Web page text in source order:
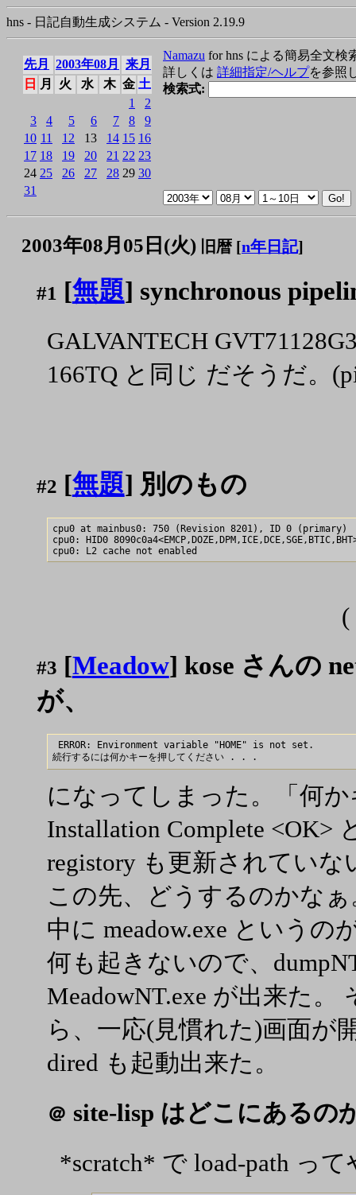
hns - 日記自動生成システム - Version 2.19.9
先月 2003年08月
来月
日
月 火 水 木 金 土
1
2
3
4 5 6 7 8
9
10 11 12 13 14 15 16
17 18 19 20 21 22 23
24 25 26 27 28 29 30
31
Namazu for hns による簡易全文検
詳しくは 詳細指定/ヘルプを参照
検索式:
2003年08月05日(火) 旧暦 [n年日記]
#1 [無題] synchronous
GALVANTECH
166TQ と同じ だそうだ。
#2 [無題] 別のもの
cpu0 at mainbus0: 750 (Revision 8201), ID 0 (primary)
cpu0: HID0
(
#3 [Meadow] kose さんの
が、
ERROR: Environment variable "HOME" is not set.
になってしまった。「何
Installation Complete <OK>
registory も更新されていな
この先、どうするのかなぁ
中に meadow.exe という
何も起きないので、
MeadowNT.exe が出来た
ら、一応(見慣れた)画面が
dired も起動出来た。
＠ site-lisp はどこにあるの
*scratch* で load-path っ